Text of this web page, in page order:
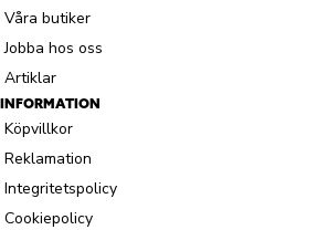
Våra butiker
Jobba hos oss
Artiklar
INFORMATION
Köpvillkor
Reklamation
Integritetspolicy
Cookiepolicy